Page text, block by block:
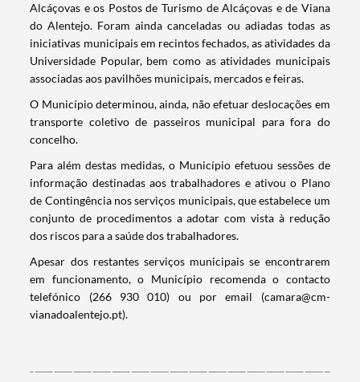
Termo de Pesquisa
Categorias gerais
Alcáçovas e os Postos de Turismo de Alcáçovas e de Viana
do Alentejo. Foram ainda canceladas ou adiadas todas as
iniciativas municipais em recintos fechados, as atividades da
Universidade Popular, bem como as atividades municipais
associadas aos pavilhões municipais, mercados e feiras.
O Município determinou, ainda, não efetuar deslocações em
transporte coletivo de passeiros municipal para fora do
concelho.
Para além destas medidas, o Município efetuou sessões de
informação destinadas aos trabalhadores e ativou o Plano
de Contingência nos serviços municipais, que estabelece um
conjunto de procedimentos a adotar com vista à redução
dos riscos para a saúde dos trabalhadores.
Apesar dos restantes serviços municipais se encontrarem
em funcionamento, o Município recomenda o contacto
telefónico (266 930 010) ou por email (camara@cm-
vianadoalentejo.pt).